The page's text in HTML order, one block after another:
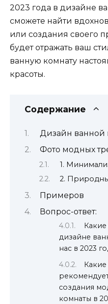
2023 года в дизайне
сможете найти
или создания своего
будет отражать ваш
ванную комнату
красоты.
Содержание
Дизайн ванной
Фото модных
1.
2.
Примеров
Вопрос-ответ:
дизайне
нас в 2023
создания
комнаты в